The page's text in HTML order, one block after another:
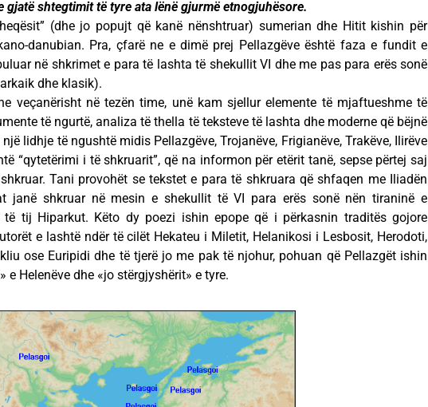
gjatë shtegtimit të tyre ata lënë gjurmë etnogjuhësore.
(dhe jo popujt që kanë nënshtruar) sumerian dhe Hitit kishin për
danubian. Pra, çfarë ne e dimë prej Pellazgëve është faza e fundit e
në shkrimet e para të lashta të shekullit VI dhe me pas para erës sonë
dhe klasik).
veçanërisht në tezën time, unë kam sjellur elemente të mjaftueshme të
të ngurtë, analiza të thella të teksteve të lashta dhe moderne që bëjnë
lidhje të ngushtë midis Pellazgëve, Trojanëve, Frigianëve, Trakëve, Ilirëve
“qytetërimi i të shkruarit”, që na informon për etërit tanë, sepse përtej saj
Tani provohët se tekstet e para të shkruara që shfaqen me Iliadën
janë shkruar në mesin e shekullit të VI para erës sonë nën tiraninë e
tij Hiparkut. Këto dy poezi ishin epope që i përkasnin traditës gojore
e lashtë ndër të cilët Hekateu i Miletit, Helanikosi i Lesbosit, Herodoti,
ose Euripidi dhe të tjerë jo me pak të njohur, pohuan që Pellazgët ishin
e Helenëve dhe «jo stërgjyshërit» e tyre.